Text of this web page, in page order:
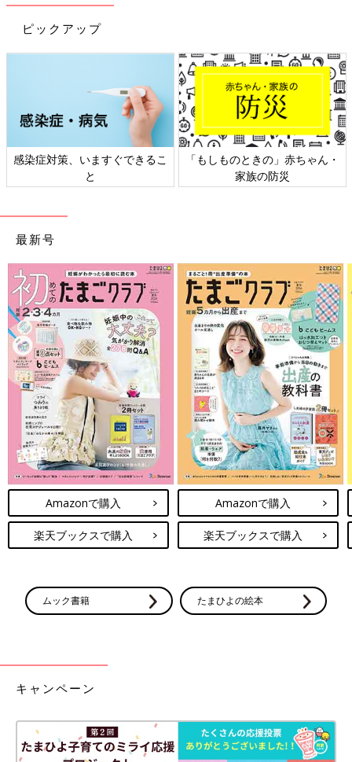
ピックアップ
感染症対策、いますぐできるこ
と
「もしものときの」赤ちゃん・
家族の防災
最新号
Amazonで購入
楽天ブックスで購入
Amazonで購入
楽天ブックスで購入
ムック書籍 たまひよの絵本
キャンペーン